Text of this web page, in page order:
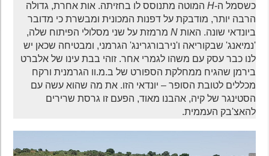
כשסמל ה- Hהמוטה מתנוסס לו בחזיתה. אות אחרת, גדולה
הרבה יותר, מודבקת על דפנות המכונית ומבשרת כי מדובר
ביונדאי שונה. האותN מרמזת על שני מסלולי הפיתוח שלה,
'נמיאנג' שבקוריאה ו'נירבורגרינג' הגרמני, ומבטיחה שכאן יש
לנו כבר עסק עם משהו לגמרי אחר. זוהי בבת עינו של אלברט
בירמן שהגיח ממחלקת הספורט של ב.מ.וו הגרמנית ורקח
מכללים לטובת הסופר – יונדאי הזו. את מה שהוא עשה עם
הסטינגר של קיה, אהבנו מאוד, הפעם זו גרסת שרירים
להאצ'בק העממית.